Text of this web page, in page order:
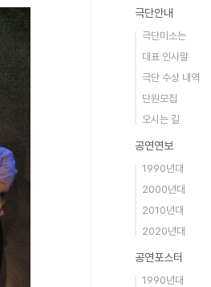
극단안내
극단미소는
대표 인사말
극단 수상 내역
단원모집
오시는 길
공연연보
1990년대
2000년대
2010년대
2020년대
공연포스터
1990년대